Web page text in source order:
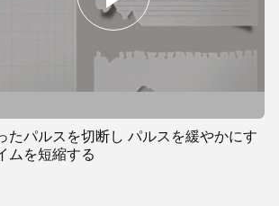
たパルスを切断し パルスを緩やかにす
ムを短縮する